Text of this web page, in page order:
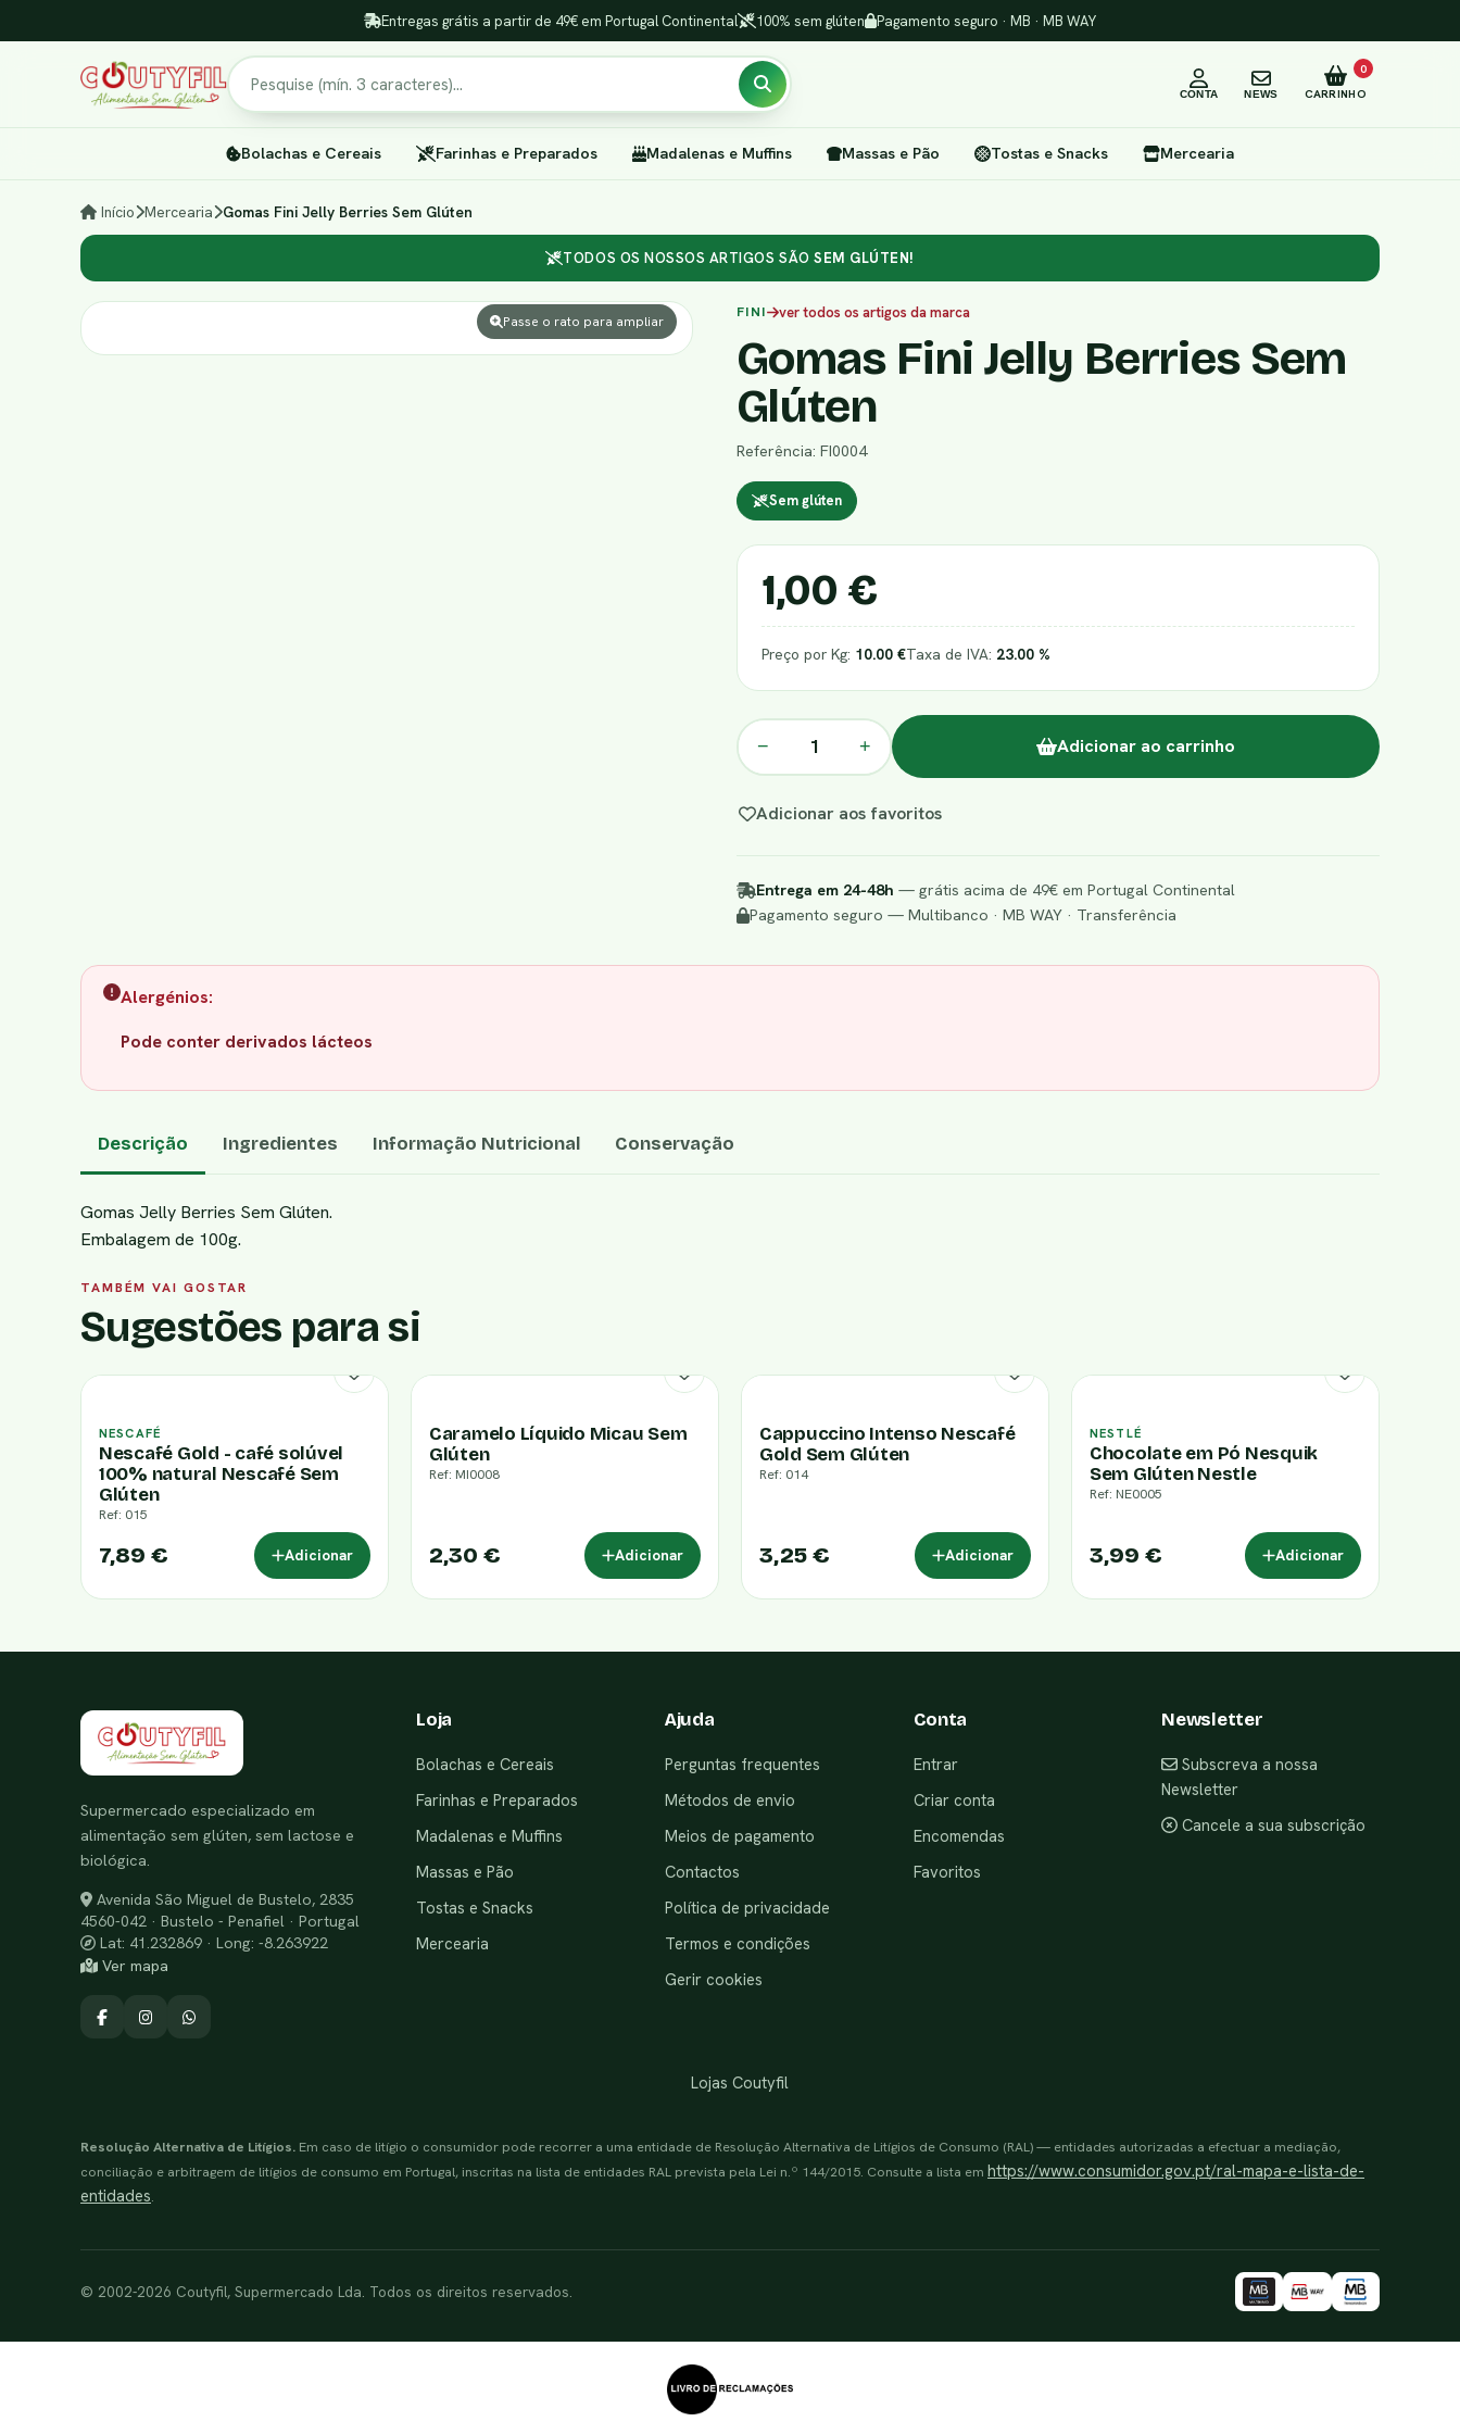
Entregas grátis a partir de 49€ em Portugal Continental 100% sem glúten Pagamento seguro · MB · MB WAY
Pesquisar
CONTA NEWS CARRINHO
0
Bolachas e Cereais Farinhas e Preparados Madalenas e Muffins Massas e Pão Tostas e Snacks Mercearia
Início Mercearia Gomas Fini Jelly Berries Sem Glúten
TODOS OS NOSSOS ARTIGOS SÃO SEM GLÚTEN!
Passe o rato para ampliar
FINI ver todos os artigos da marca
Gomas Fini Jelly Berries Sem
Glúten
Referência: FI0004
Sem glúten
1,00 €
Preço por Kg: 10.00 €Taxa de IVA: 23.00 %
− + Adicionar ao carrinho
Adicionar aos favoritos
Entrega em 24-48h — grátis acima de 49€ em Portugal Continental
Pagamento seguro — Multibanco · MB WAY · Transferência
Alergénios:
Pode conter derivados lácteos
Descrição Ingredientes Informação Nutricional Conservação
Gomas Jelly Berries Sem Glúten.
Embalagem de 100g.
TAMBÉM VAI GOSTAR
Sugestões para si
NESCAFÉ
Nescafé Gold - café solúvel
100% natural Nescafé Sem
Glúten
Ref: 015
7,89 € Adicionar
Caramelo Líquido Micau Sem
Glúten
Ref: MI0008
2,30 € Adicionar
Cappuccino Intenso Nescafé
Gold Sem Glúten
Ref: 014
3,25 € Adicionar
NESTLÉ
Chocolate em Pó Nesquik
Sem Glúten Nestle
Ref: NE0005
3,99 € Adicionar
Supermercado especializado em
alimentação sem glúten, sem lactose e
biológica.
Avenida São Miguel de Bustelo, 2835
4560-042 · Bustelo - Penafiel · Portugal
Lat: 41.232869 · Long: -8.263922
Ver mapa
Loja
Bolachas e Cereais
Farinhas e Preparados
Madalenas e Muffins
Massas e Pão
Tostas e Snacks
Mercearia
Ajuda
Perguntas frequentes
Métodos de envio
Meios de pagamento
Contactos
Política de privacidade
Termos e condições
Gerir cookies
Conta
Entrar
Criar conta
Encomendas
Favoritos
Newsletter
Subscreva a nossa
Newsletter
Cancele a sua subscrição
Lojas Coutyfil
Resolução Alternativa de Litígios. Em caso de litígio o consumidor pode recorrer a uma entidade de Resolução Alternativa de Litígios de Consumo (RAL) — entidades autorizadas a efectuar a mediação,
conciliação e arbitragem de litígios de consumo em Portugal, inscritas na lista de entidades RAL prevista pela Lei n.º 144/2015. Consulte a lista em https://www.consumidor.gov.pt/ral-mapa-e-lista-de-
entidades.
© 2002-2026 Coutyfil, Supermercado Lda. Todos os direitos reservados.